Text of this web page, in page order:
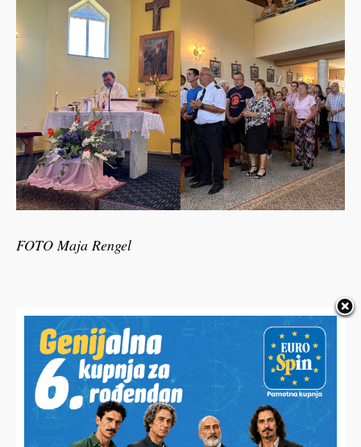
FOTO Maja Rengel
HALO,
PODRAVSKI!
Imate priču, vijest, fotku
ili video?
Nešto vas muči ili želite
Vaš email
Poruka